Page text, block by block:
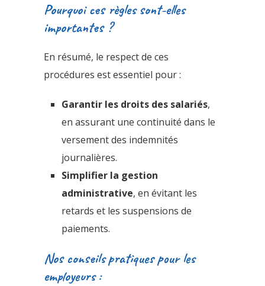
Pourquoi ces règles sont-elles
importantes ?
En résumé, le respect de ces
procédures est essentiel pour :
Garantir les droits des salariés,
en assurant une continuité dans le
versement des indemnités
journalières.
Simplifier la gestion
administrative, en évitant les
retards et les suspensions de
paiements.
Nos conseils pratiques pour les
employeurs :